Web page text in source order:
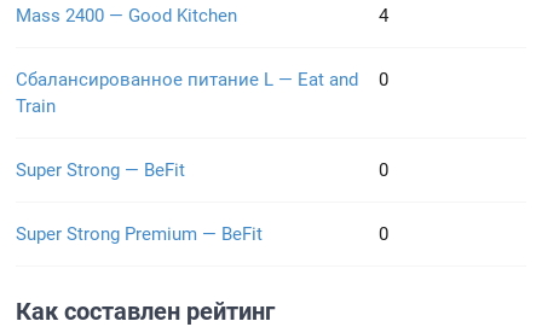
Mass 2400 — Good Kitchen 4
Сбалансированное питание L — Eat and
Train
0
Super Strong — BeFit 0
Super Strong Premium — BeFit 0
Как составлен рейтинг